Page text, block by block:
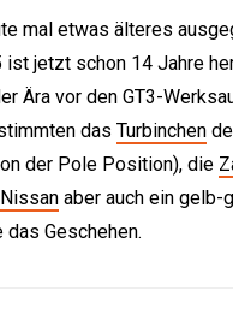
mal etwas älteres
ist jetzt schon 14 Jahre
Ära vor den GT3-
das Turbinchen
der Pole Position), die
aber auch ein gelb-
Geschehen.